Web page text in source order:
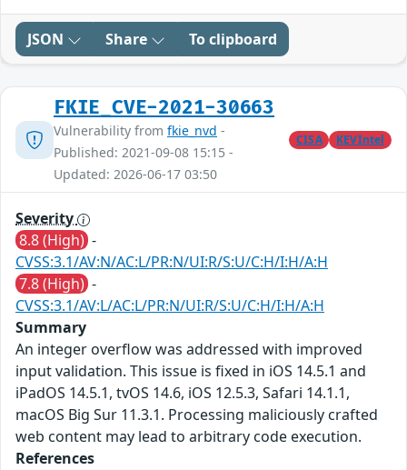
JSON Share To clipboard
FKIE_CVE-2021-30663
Vulnerability from fkie_nvd -
Published: 2021-09-08 15:15 -
Updated: 2026-06-17 03:50
CISA KEVIntel
Severity
8.8 (High) -
CVSS:3.1/AV:N/AC:L/PR:N/UI:R/S:U/C:H/I:H/A:H
7.8 (High) -
CVSS:3.1/AV:L/AC:L/PR:N/UI:R/S:U/C:H/I:H/A:H
Summary
An integer overflow was addressed with improved
input validation. This issue is fixed in iOS 14.5.1 and
iPadOS 14.5.1, tvOS 14.6, iOS 12.5.3, Safari 14.1.1,
macOS Big Sur 11.3.1. Processing maliciously crafted
web content may lead to arbitrary code execution.
References